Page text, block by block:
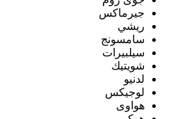
جيرماكس
ريشي
سامسونج
سيلبيرات
شويتيك
لدنيو
لوجيكس
هواوى